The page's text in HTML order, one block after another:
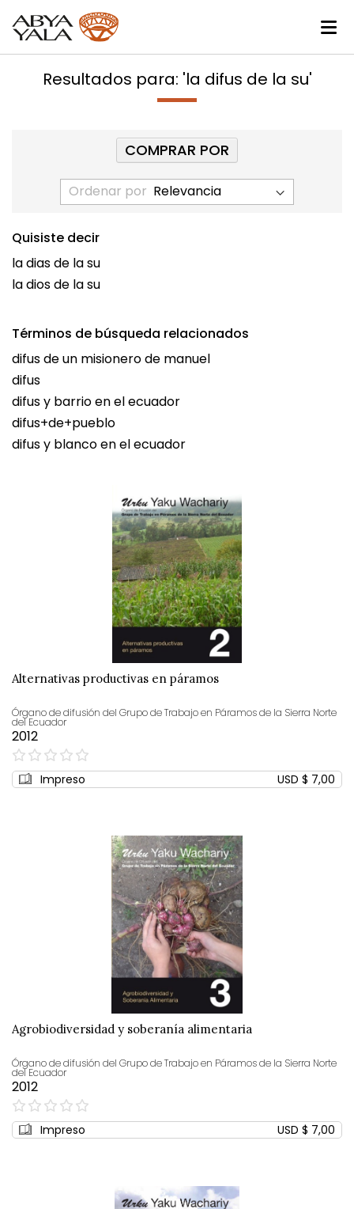
Resultados para: 'la difus de la su'
Ordenar por
Quisiste decir
la dias de la su
la dios de la su
Términos de búsqueda relacionados
difus de un misionero de manuel
difus
difus y barrio en el ecuador
difus+de+pueblo
difus y blanco en el ecuador
Alternativas productivas en páramos
Órgano de difusión del Grupo de Trabajo en Páramos de la Sierra Norte
del Ecuador
2012
0%
Impreso USD $ 7,00
Agrobiodiversidad y soberanía alimentaria
Órgano de difusión del Grupo de Trabajo en Páramos de la Sierra Norte
del Ecuador
2012
0%
Impreso USD $ 7,00
COMPRAR POR